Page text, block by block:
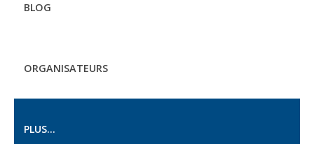
BLOG
ORGANISATEURS
PLUS...